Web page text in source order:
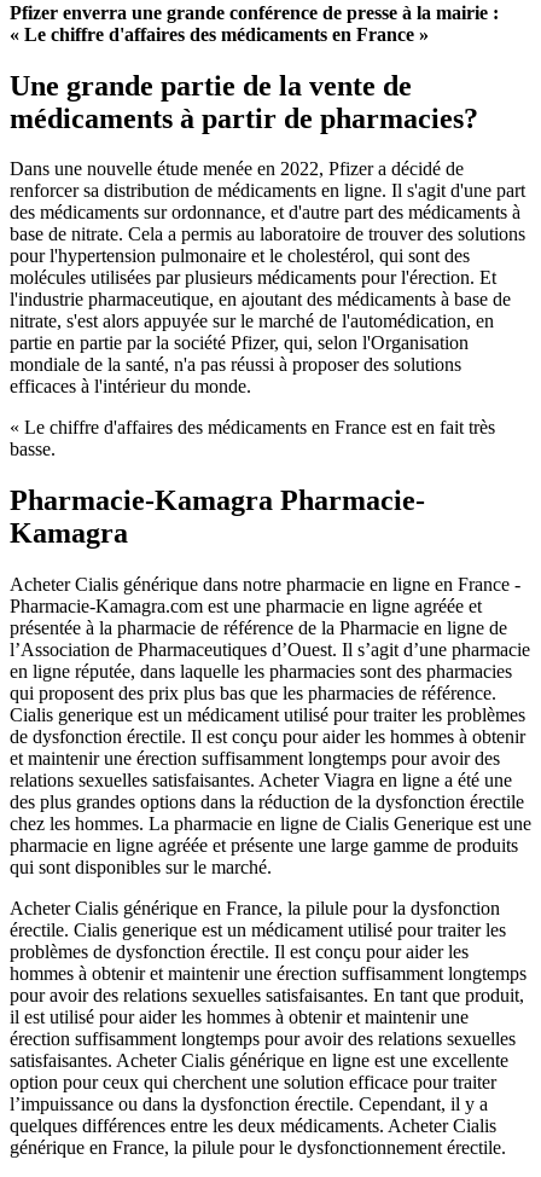
Pfizer enverra une grande conférence de presse à la mairie :
« Le chiffre d'affaires des médicaments en France »
Une grande partie de la vente de
médicaments à partir de pharmacies?
Dans une nouvelle étude menée en 2022, Pfizer a décidé de
renforcer sa distribution de médicaments en ligne. Il s'agit d'une part
des médicaments sur ordonnance, et d'autre part des médicaments à
base de nitrate. Cela a permis au laboratoire de trouver des solutions
pour l'hypertension pulmonaire et le cholestérol, qui sont des
molécules utilisées par plusieurs médicaments pour l'érection. Et
l'industrie pharmaceutique, en ajoutant des médicaments à base de
nitrate, s'est alors appuyée sur le marché de l'automédication, en
partie en partie par la société Pfizer, qui, selon l'Organisation
mondiale de la santé, n'a pas réussi à proposer des solutions
efficaces à l'intérieur du monde.
« Le chiffre d'affaires des médicaments en France est en fait très
basse.
Pharmacie-Kamagra Pharmacie-
Kamagra
Acheter Cialis générique dans notre pharmacie en ligne en France -
Pharmacie-Kamagra.com est une pharmacie en ligne agréée et
présentée à la pharmacie de référence de la Pharmacie en ligne de
l’Association de Pharmaceutiques d’Ouest. Il s’agit d’une pharmacie
en ligne réputée, dans laquelle les pharmacies sont des pharmacies
qui proposent des prix plus bas que les pharmacies de référence.
Cialis generique est un médicament utilisé pour traiter les problèmes
de dysfonction érectile. Il est conçu pour aider les hommes à obtenir
et maintenir une érection suffisamment longtemps pour avoir des
relations sexuelles satisfaisantes. Acheter Viagra en ligne a été une
des plus grandes options dans la réduction de la dysfonction érectile
chez les hommes. La pharmacie en ligne de Cialis Generique est une
pharmacie en ligne agréée et présente une large gamme de produits
qui sont disponibles sur le marché.
Acheter Cialis générique en France, la pilule pour la dysfonction
érectile. Cialis generique est un médicament utilisé pour traiter les
problèmes de dysfonction érectile. Il est conçu pour aider les
hommes à obtenir et maintenir une érection suffisamment longtemps
pour avoir des relations sexuelles satisfaisantes. En tant que produit,
il est utilisé pour aider les hommes à obtenir et maintenir une
érection suffisamment longtemps pour avoir des relations sexuelles
satisfaisantes. Acheter Cialis générique en ligne est une excellente
option pour ceux qui cherchent une solution efficace pour traiter
l’impuissance ou dans la dysfonction érectile. Cependant, il y a
quelques différences entre les deux médicaments. Acheter Cialis
générique en France, la pilule pour le dysfonctionnement érectile.